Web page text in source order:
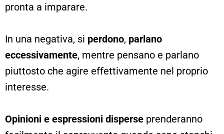
pronta a imparare.
In una negativa, si perdono, parlano
eccessivamente, mentre pensano e parlano
piuttosto che agire effettivamente nel proprio
interesse.
Opinioni e espressioni disperse prenderanno